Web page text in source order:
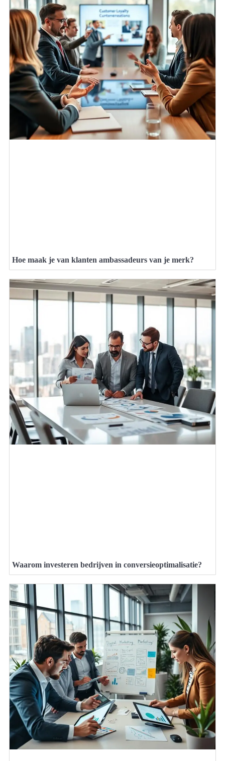
Hoe maak je van klanten ambassadeurs van je merk?
Waarom investeren bedrijven in conversieoptimalisatie?